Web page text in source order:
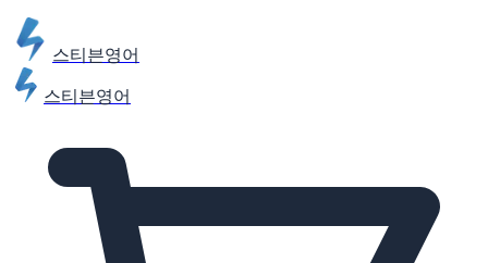
스티븐영어
스티븐영어